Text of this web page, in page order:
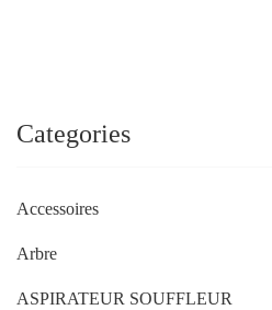
Categories
Accessoires
Arbre
ASPIRATEUR SOUFFLEUR